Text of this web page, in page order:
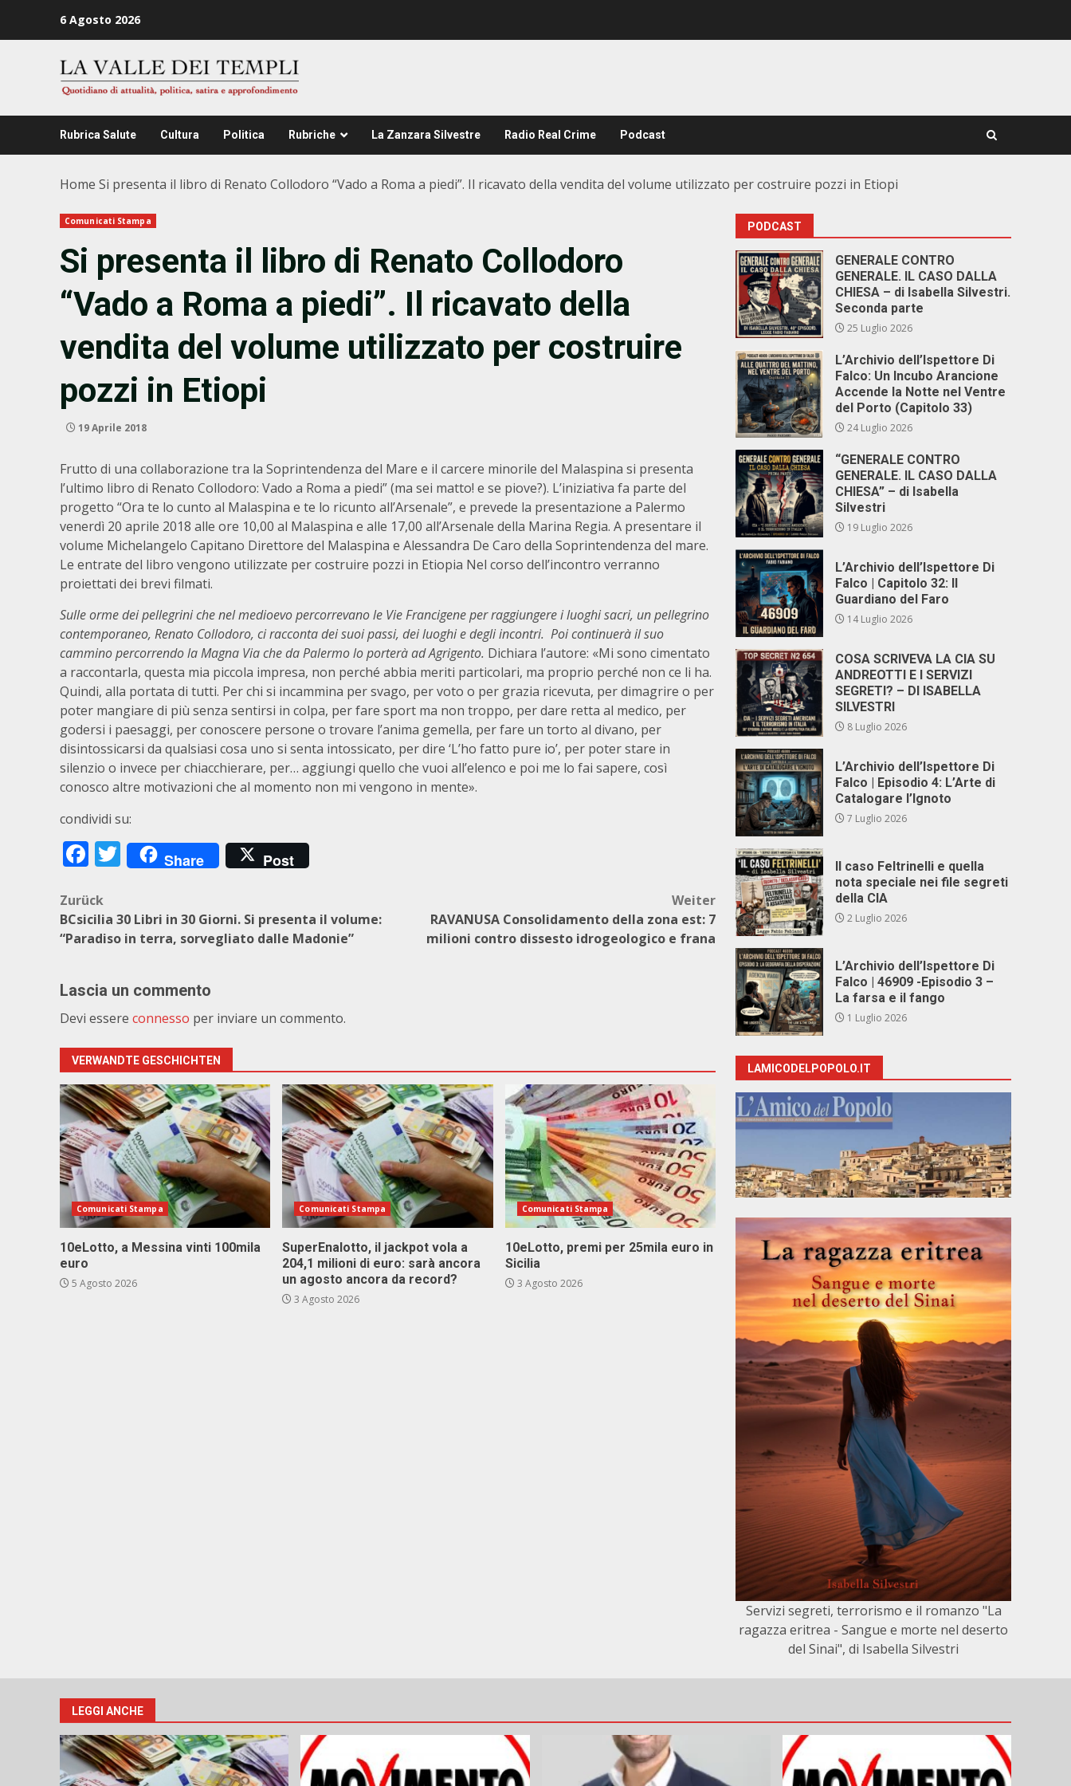
6 Agosto 2026
Rubrica Salute Cultura Politica Rubriche La Zanzara Silvestre Radio Real Crime Podcast
Home Si presenta il libro di Renato Collodoro “Vado a Roma a piedi”. Il ricavato della vendita del volume utilizzato per costruire pozzi in Etiopi
Comunicati Stampa
Si presenta il libro di Renato Collodoro
“Vado a Roma a piedi”. Il ricavato della
vendita del volume utilizzato per costruire
pozzi in Etiopi
19 Aprile 2018
Frutto di una collaborazione tra la Soprintendenza del Mare e il carcere minorile del Malaspina si presenta
l’ultimo libro di Renato Collodoro: Vado a Roma a piedi” (ma sei matto! e se piove?). L’iniziativa fa parte del
progetto “Ora te lo cunto al Malaspina e te lo ricunto all’Arsenale”, e prevede la presentazione a Palermo
venerdì 20 aprile 2018 alle ore 10,00 al Malaspina e alle 17,00 all’Arsenale della Marina Regia. A presentare il
volume Michelangelo Capitano Direttore del Malaspina e Alessandra De Caro della Soprintendenza del mare.
Le entrate del libro vengono utilizzate per costruire pozzi in Etiopia Nel corso dell’incontro verranno
proiettati dei brevi filmati.
Sulle orme dei pellegrini che nel medioevo percorrevano le Vie Francigene per raggiungere i luoghi sacri, un pellegrino
contemporaneo, Renato Collodoro, ci racconta dei suoi passi, dei luoghi e degli incontri. Poi continuerà il suo
cammino percorrendo la Magna Via che da Palermo lo porterà ad Agrigento. Dichiara l’autore: «Mi sono cimentato
a raccontarla, questa mia piccola impresa, non perché abbia meriti particolari, ma proprio perché non ce li ha.
Quindi, alla portata di tutti. Per chi si incammina per svago, per voto o per grazia ricevuta, per dimagrire o per
poter mangiare di più senza sentirsi in colpa, per fare sport ma non troppo, per dare retta al medico, per
godersi i paesaggi, per conoscere persone o trovare l’anima gemella, per fare un torto al divano, per
disintossicarsi da qualsiasi cosa uno si senta intossicato, per dire ‘L’ho fatto pure io’, per poter stare in
silenzio o invece per chiacchierare, per… aggiungi quello che vuoi all’elenco e poi me lo fai sapere, così
conosco altre motivazioni che al momento non mi vengono in mente».
condividi su:
Facebook
Twitter
Share Post
Beitragsnavigation
Zurück
BCsicilia 30 Libri in 30 Giorni. Si presenta il volume:
“Paradiso in terra, sorvegliato dalle Madonie”
Weiter
RAVANUSA Consolidamento della zona est: 7
milioni contro dissesto idrogeologico e frana
Lascia un commento
Devi essere connesso per inviare un commento.
VERWANDTE GESCHICHTEN
Comunicati Stampa
10eLotto, a Messina vinti 100mila
euro
5 Agosto 2026
Comunicati Stampa
SuperEnalotto, il jackpot vola a
204,1 milioni di euro: sarà ancora
un agosto ancora da record?
3 Agosto 2026
Comunicati Stampa
10eLotto, premi per 25mila euro in
Sicilia
3 Agosto 2026
PODCAST
GENERALE CONTRO
GENERALE. IL CASO DALLA
CHIESA – di Isabella Silvestri.
Seconda parte
25 Luglio 2026
L’Archivio dell’Ispettore Di
Falco: Un Incubo Arancione
Accende la Notte nel Ventre
del Porto (Capitolo 33)
24 Luglio 2026
“GENERALE CONTRO
GENERALE. IL CASO DALLA
CHIESA” – di Isabella
Silvestri
19 Luglio 2026
L’Archivio dell’Ispettore Di
Falco | Capitolo 32: Il
Guardiano del Faro
14 Luglio 2026
COSA SCRIVEVA LA CIA SU
ANDREOTTI E I SERVIZI
SEGRETI? – DI ISABELLA
SILVESTRI
8 Luglio 2026
L’Archivio dell’Ispettore Di
Falco | Episodio 4: L’Arte di
Catalogare l’Ignoto
7 Luglio 2026
Il caso Feltrinelli e quella
nota speciale nei file segreti
della CIA
2 Luglio 2026
L’Archivio dell’Ispettore Di
Falco | 46909 -Episodio 3 –
La farsa e il fango
1 Luglio 2026
LAMICODELPOPOLO.IT
Servizi segreti, terrorismo e il romanzo "La
ragazza eritrea - Sangue e morte nel deserto
del Sinai", di Isabella Silvestri
LEGGI ANCHE